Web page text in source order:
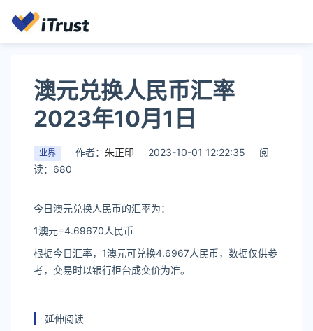
澳元兑换人民币汇率
2023年10月1日
业界 作者： 朱正印 2023-10-01 12:22:35
阅
读：680
今日澳元兑换人民币的汇率为：
1澳元=4.69670人民币
根据今日汇率，1澳元可兑换4.6967人民币，数据仅供参
考，交易时以银行柜台成交价为准。
延伸阅读